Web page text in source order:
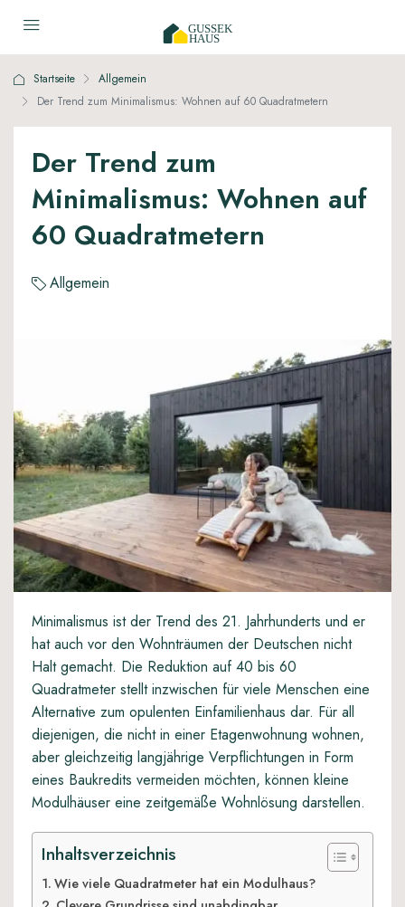
Startseite
Allgemein
Der Trend zum Minimalismus: Wohnen auf 60 Quadratmetern
Der Trend zum
Minimalismus: Wohnen auf
60 Quadratmetern
Allgemein
Minimalismus ist der Trend des 21. Jahrhunderts und er
hat auch vor den Wohnträumen der Deutschen nicht
Halt gemacht. Die Reduktion auf 40 bis 60
Quadratmeter stellt inzwischen für viele Menschen eine
Alternative zum opulenten Einfamilienhaus dar. Für all
diejenigen, die nicht in einer Etagenwohnung wohnen,
aber gleichzeitig langjährige Verpflichtungen in Form
eines Baukredits vermeiden möchten, können kleine
Modulhäuser eine zeitgemäße Wohnlösung darstellen.
Inhaltsverzeichnis
Wie viele Quadratmeter hat ein Modulhaus?